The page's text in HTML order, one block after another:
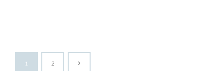
1 2